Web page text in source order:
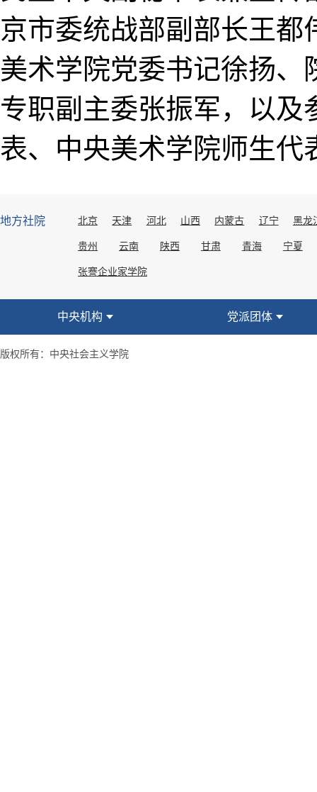
京市委统战部副部长王
美术学院党委书记徐扬
专职副主委张振军，以
表、中央美术学院师生代
地方社院 北京 天津 河北 山西 内蒙古 辽宁 黑龙
贵州 云南 陕西 甘肃 青海 宁夏
张謇企业家学院
中央机构 党派团体
版权所有：中央社会主义学院